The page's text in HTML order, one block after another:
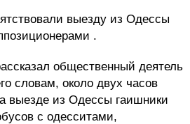
выезду из Одессы
.
общественный деятель
словам, около двух часов
выезде из Одессы гаишники
с одесситами,